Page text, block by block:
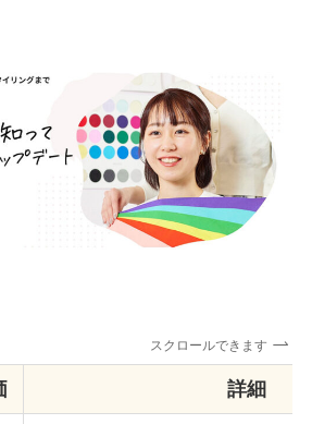
スクロールできます
詳細